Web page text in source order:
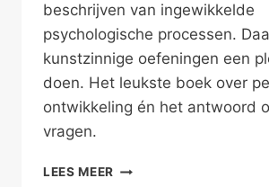
beschrijven van ingewikkelde
psychologische processen.
kunstzinnige oefeningen een
doen. Het leukste boek over
ontwikkeling én het antwoord
vragen.
LEES MEER CREATIVITEIT